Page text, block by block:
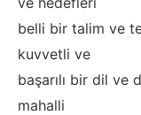
belli bir talim ve
kuvvetli ve
başarılı bir dil ve
mahalli